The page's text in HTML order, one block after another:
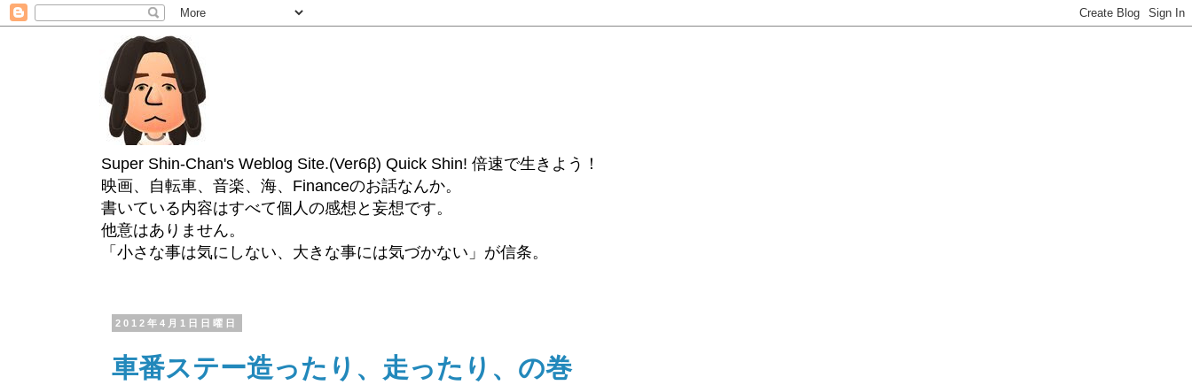
Super Shin-Chan's Weblog Site.(Ver6β) Quick Shin! 倍速で生きよう！
映画、自転車、音楽、海、Financeのお話なんか。
書いている内容はすべて個人の感想と妄想です。
他意はありません。
「小さな事は気にしない、大きな事には気づかない」が信条。
2012年4月1日日曜日
車番ステー造ったり、走ったり、の巻